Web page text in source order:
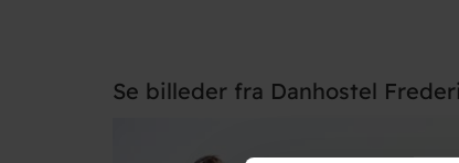
Se billeder fra Danhostel